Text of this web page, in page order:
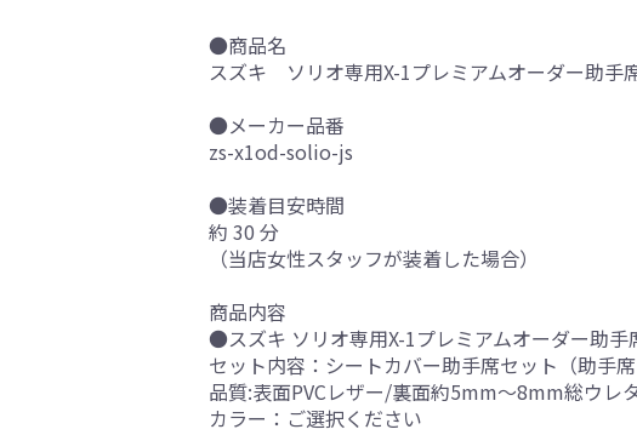
●商品名
スズキ ソリオ専用X-1プレミアムオーダー助手
●メーカー品番
zs-x1od-solio-js
●装着目安時間
約 30 分
（当店女性スタッフが装着した場合）
商品内容
●スズキ ソリオ専用X-1プレミアムオーダー助
セット内容：シートカバー助手席セット（助手
品質:表面PVCレザー/裏面約5mm～8mm総ウレ
カラー：ご選択ください